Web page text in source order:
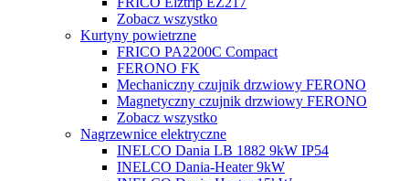
Zobacz wszystko
Kurtyny powietrzne
FRICO PA2200C Compact
FERONO FK
Mechaniczny czujnik drzwiowy FERONO
Magnetyczny czujnik drzwiowy FERONO
Zobacz wszystko
Nagrzewnice elektryczne
INELCO Dania LB 1882 9kW IP54
INELCO Dania-Heater 9kW